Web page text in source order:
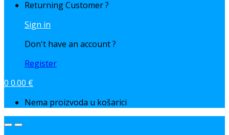
Returning Customer ?
Sign in
Don't have an account ?
Register
0 0.00 €
Nema proizvoda u košarici